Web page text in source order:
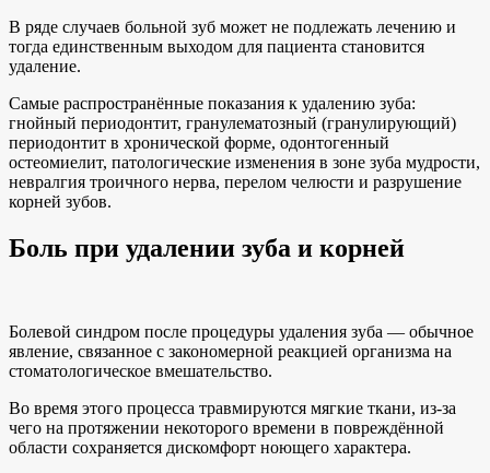
В ряде случаев больной зуб может не подлежать лечению и
тогда единственным выходом для пациента становится
удаление.
Самые распространённые показания к удалению зуба:
гнойный периодонтит, гранулематозный (гранулирующий)
периодонтит в хронической форме, одонтогенный
остеомиелит, патологические изменения в зоне зуба мудрости,
невралгия троичного нерва, перелом челюсти и разрушение
корней зубов.
Боль при удалении зуба и корней
Болевой синдром после процедуры удаления зуба — обычное
явление, связанное с закономерной реакцией организма на
стоматологическое вмешательство.
Во время этого процесса травмируются мягкие ткани, из-за
чего на протяжении некоторого времени в повреждённой
области сохраняется дискомфорт ноющего характера.